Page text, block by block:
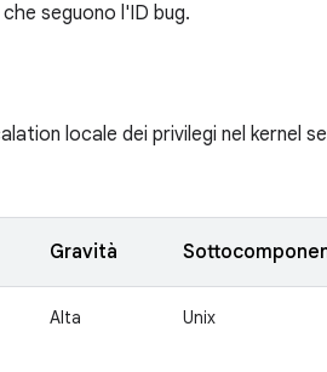
seguono l'ID bug.
locale dei privilegi nel kernel
Gravità
Alta Unix